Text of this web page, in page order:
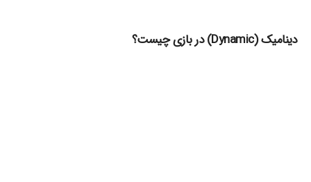
دینامیک (Dynamic) در بازی چیست؟